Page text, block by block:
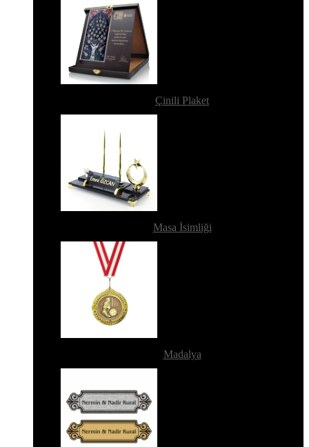
Çinili Plaket
Masa İsimliği
Madalya